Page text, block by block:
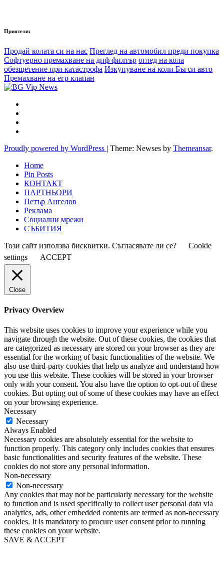
Приятели:
Продай колата си на нас Преглед на автомобил преди покупка
Софтуерно премахване на дпф филтър оглед на кола
обезщетение при катастрофа Изкупуване на коли Бъгси авто
Премахване на егр клапан
Proudly powered by WordPress | Theme: Newses by Themeansar.
Home
Pin Posts
КОНТАКТ
ПАРТНЬОРИ
Петър Ангелов
Реклама
Социални мрежи
СЪБИТИЯ
Този сайт използва бисквитки. Съгласявате ли се?
Cookie
settings
ACCEPT
Close
Privacy Overview
This website uses cookies to improve your experience while you
navigate through the website. Out of these cookies, the cookies that
are categorized as necessary are stored on your browser as they are
essential for the working of basic functionalities of the website. We
also use third-party cookies that help us analyze and understand how
you use this website. These cookies will be stored in your browser
only with your consent. You also have the option to opt-out of these
cookies. But opting out of some of these cookies may have an effect
on your browsing experience.
Necessary
Necessary
Always Enabled
Necessary cookies are absolutely essential for the website to
function properly. This category only includes cookies that ensures
basic functionalities and security features of the website. These
cookies do not store any personal information.
Non-necessary
Non-necessary
Any cookies that may not be particularly necessary for the website
to function and is used specifically to collect user personal data via
analytics, ads, other embedded contents are termed as non-necessary
cookies. It is mandatory to procure user consent prior to running
these cookies on your website.
SAVE & ACCEPT